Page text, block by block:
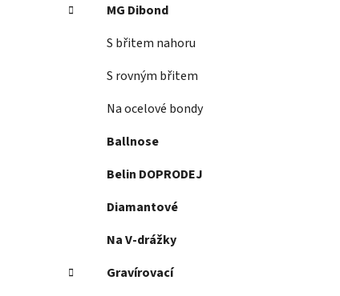
MG Dibond
S břitem nahoru
S rovným břitem
Na ocelové bondy
Ballnose
Belin DOPRODEJ
Diamantové
Na V-drážky
Gravírovací